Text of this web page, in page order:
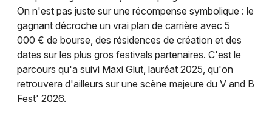
On n'est pas juste sur une récompense symbolique : le
gagnant décroche un vrai plan de carrière avec 5
000 € de bourse, des résidences de création et des
dates sur les plus gros festivals partenaires. C'est le
parcours qu'a suivi Maxi Glut, lauréat 2025, qu'on
retrouvera d'ailleurs sur une scène majeure du V and B
Fest' 2026.